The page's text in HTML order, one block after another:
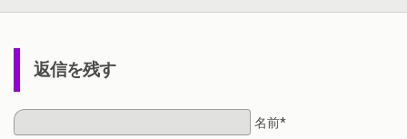
返信を残す
名前*